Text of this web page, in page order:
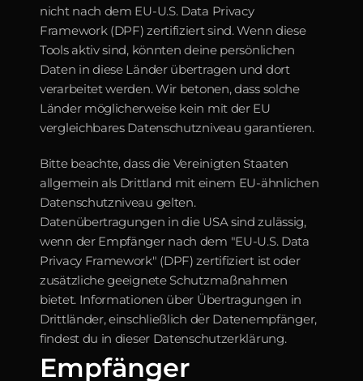
nicht nach dem EU-U.S. Data Privacy
Framework (DPF) zertifiziert sind. Wenn diese
Tools aktiv sind, könnten deine persönlichen
Daten in diese Länder übertragen und dort
verarbeitet werden. Wir betonen, dass solche
Länder möglicherweise kein mit der EU
vergleichbares Datenschutzniveau garantieren.
Bitte beachte, dass die Vereinigten Staaten
allgemein als Drittland mit einem EU-ähnlichen
Datenschutzniveau gelten.
Datenübertragungen in die USA sind zulässig,
wenn der Empfänger nach dem "EU-U.S. Data
Privacy Framework" (DPF) zertifiziert ist oder
zusätzliche geeignete Schutzmaßnahmen
bietet. Informationen über Übertragungen in
Drittländer, einschließlich der Datenempfänger,
findest du in dieser Datenschutzerklärung.
Empfänger